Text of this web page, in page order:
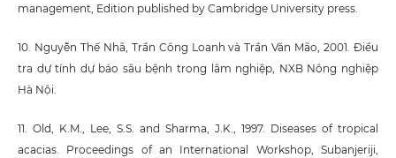
management, Edition published by Cambridge University press.
10. Nguyễn Thế Nhã, Trần Công Loanh và Trần Văn Mão, 2001. Điều
tra dự tính dự báo sâu bệnh trong lâm nghiệp, NXB Nông nghiệp
Hà Nội.
11. Old, K.M., Lee, S.S. and Sharma, J.K., 1997. Diseases of tropical
acacias. Proceedings of an International Workshop, Subanjeriji,